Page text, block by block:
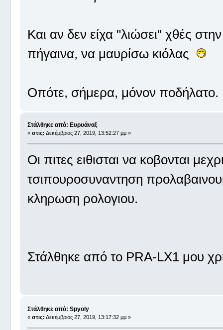
Και αν δεν είχα "λιώσει" χθές
πήγαινα, να μαυρίσω κιόλας
Οπότε, σήμερα, μόνον
Στάλθηκε από: Ευρυάναξ
« στις: Δεκέμβριος 27, 2019, 13:52:27 μμ »
Οι πιτες ειθισται να κοβονται
τσιπουροσυναντηση
κληρωση ρολογιου.
Στάλθηκε από το PRA-LX1 μου
Στάλθηκε από: Spyoly
« στις: Δεκέμβριος 27, 2019, 13:17:32 μμ »